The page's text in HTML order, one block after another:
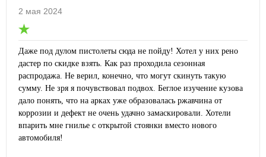
2 мая 2024
Даже под дулом пистолеты сюда не пойду! Хотел у них рено
дастер по скидке взять. Как раз проходила сезонная
распродажа. Не верил, конечно, что могут скинуть такую
сумму. Не зря я почувствовал подвох. Беглое изучение кузова
дало понять, что на арках уже образовалась ржавчина от
коррозии и дефект не очень удачно замаскировали. Хотели
впарить мне гнилье с открытой стоянки вместо нового
автомобиля!